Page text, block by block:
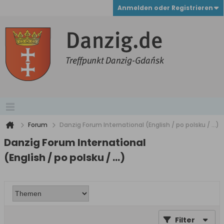
Anmelden oder Registrieren
Forum Danzig Forum International (English / po polsku / ...)
Danzig Forum International
(English / po polsku / ...)
Filter